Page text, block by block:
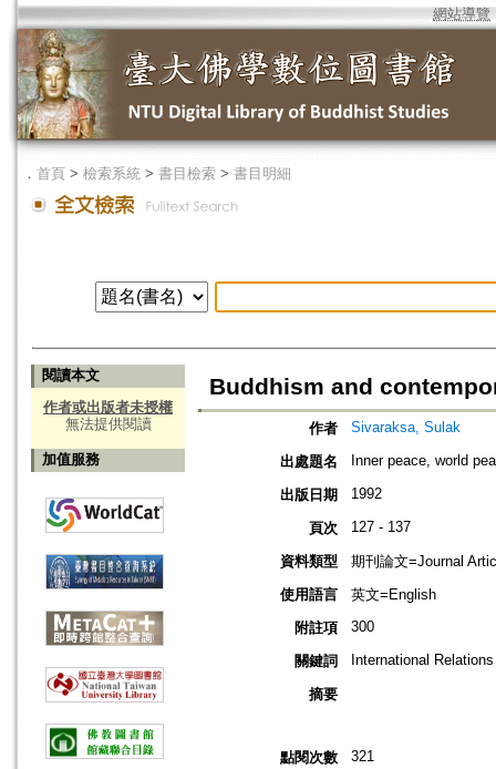
網站導覽
． 首頁 > 檢索系統 > 書目檢索 > 書目明細
閱讀本文
作者或出版者未授權
無法提供閱讀
加值服務
Buddhism and
作者 Sivaraksa, Sulak
出處題名 Inner peace, world
出版日期 1992
頁次 127 - 137
資料類型
期刊論文=Journal
使用語言
英文=English
附註項
300
關鍵詞 International
摘要
點閱次數 321